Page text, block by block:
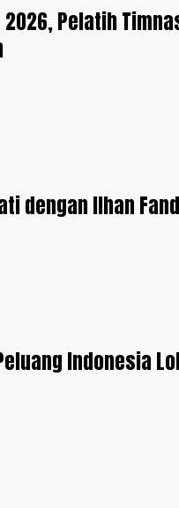
2026, Pelatih
dengan Ilhan
Indonesia